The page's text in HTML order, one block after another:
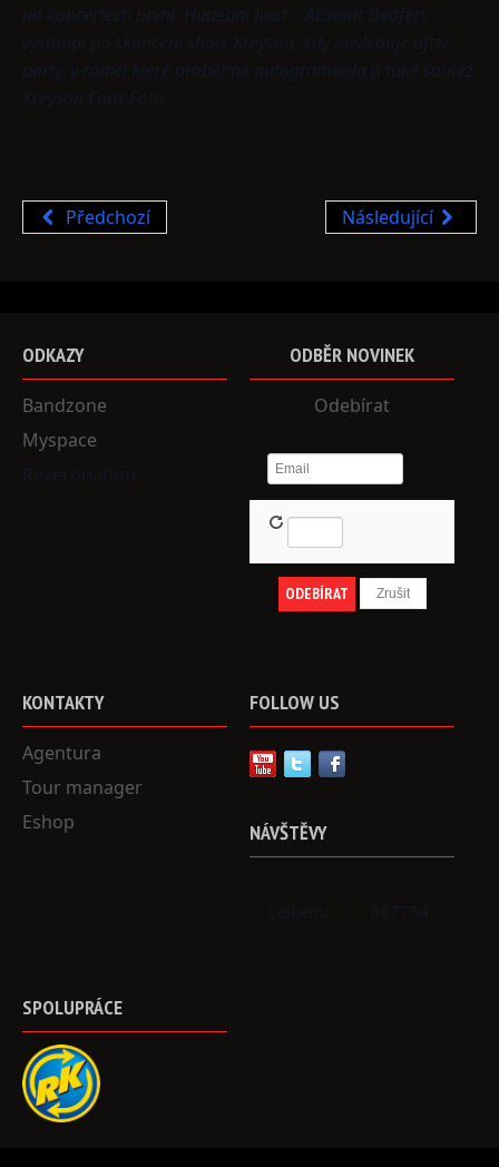
na koncertech první. Hudební host – Absolut Deafers
vystoupí po skončení show Kreyson, kdy následuje after
party, v rámci které proběhne autogramiáda a také soutěž
Kreyson Fans Foto.
Předchozí Následující
ODKAZY
Bandzone
Myspace
Reverbnation
ODBĚR NOVINEK
Odebírat
KONTAKTY
Agentura
Tour manager
Eshop
FOLLOW US
NÁVŠTĚVY
Celkem: 887754
SPOLUPRÁCE